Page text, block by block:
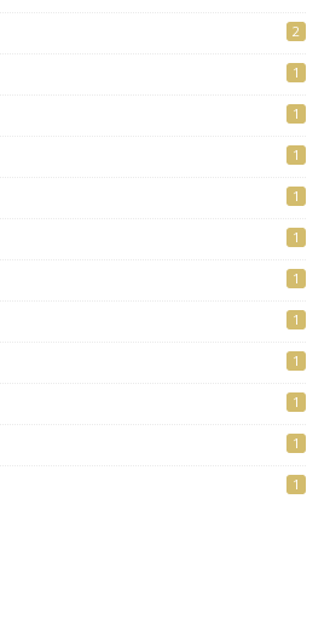
2
1
1
1
1
1
1
1
1
1
1
1